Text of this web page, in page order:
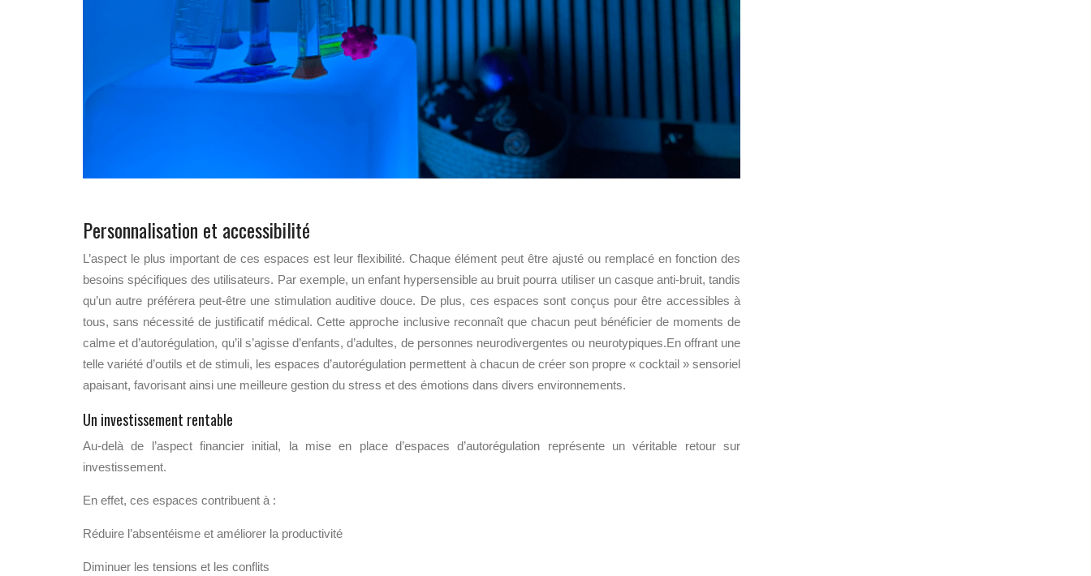
Personnalisation et accessibilité
L’aspect le plus important de ces espaces est leur flexibilité. Chaque élément peut être ajusté ou remplacé en fonction des
besoins spécifiques des utilisateurs. Par exemple, un enfant hypersensible au bruit pourra utiliser un casque anti-bruit, tandis
qu’un autre préférera peut-être une stimulation auditive douce. De plus, ces espaces sont conçus pour être accessibles à
tous, sans nécessité de justificatif médical. Cette approche inclusive reconnaît que chacun peut bénéficier de moments de
calme et d’autorégulation, qu’il s’agisse d’enfants, d’adultes, de personnes neurodivergentes ou neurotypiques.En offrant une
telle variété d’outils et de stimuli, les espaces d’autorégulation permettent à chacun de créer son propre « cocktail » sensoriel
apaisant, favorisant ainsi une meilleure gestion du stress et des émotions dans divers environnements.
Un investissement rentable
Au-delà de l’aspect financier initial, la mise en place d’espaces d’autorégulation représente un véritable retour sur
investissement.
En effet, ces espaces contribuent à :
Réduire l’absentéisme et améliorer la productivité
Diminuer les tensions et les conflits